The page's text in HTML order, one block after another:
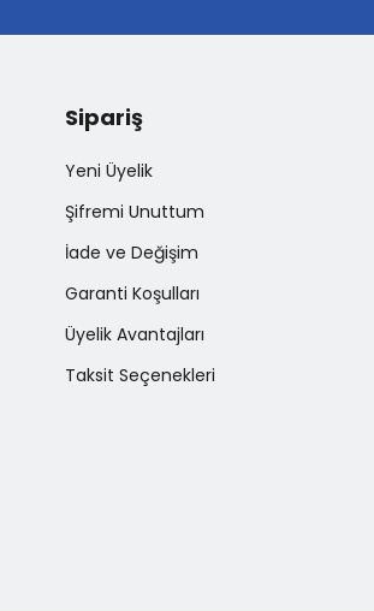
Sipariş
Yeni Üyelik
Şifremi Unuttum
İade ve Değişim
Garanti Koşulları
Üyelik Avantajları
Taksit Seçenekleri